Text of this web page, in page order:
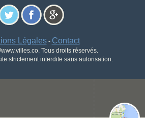
Légales- Contact
Tous droits réservés.
strictement interdite sans autorisation.